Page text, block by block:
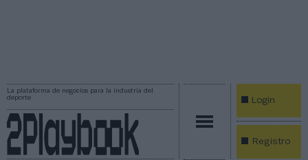
La plataforma de negocios para la industria del
deporte
Login
Registro